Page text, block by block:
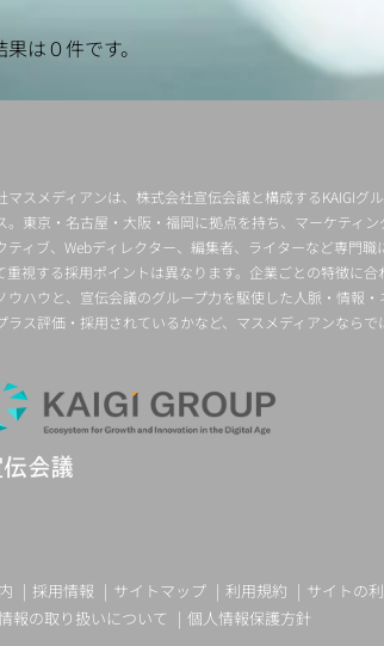
は０件です。
マスメディアンは、株式会社宣伝会議と構成するKAIGIグ
。東京・名古屋・大阪・福岡に拠点を持ち、マーケティ
ティブ、Webディレクター、編集者、ライターなど専門
重視する採用ポイントは異なります。企業ごとの特徴に
ウハウと、宣伝会議のグループ力を駆使した人脈・情報
ラス評価・採用されているかなど、マスメディアンならで
採用情報 サイトマップ 利用規約
サイトの
報の取り扱いについて
個人情報保護方針